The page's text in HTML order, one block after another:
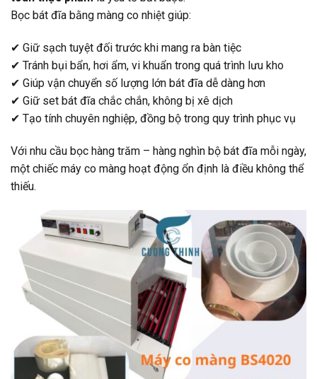
Bọc bát đĩa bằng màng co nhiệt giúp:
✔ Giữ sạch tuyệt đối trước khi mang ra bàn tiệc
✔ Tránh bụi bẩn, hơi ẩm, vi khuẩn trong quá trình lưu kho
✔ Giúp vận chuyển số lượng lớn bát đĩa dễ dàng hơn
✔ Giữ set bát đĩa chắc chắn, không bị xê dịch
✔ Tạo tính chuyên nghiệp, đồng bộ trong quy trình phục vụ
Với nhu cầu bọc hàng trăm – hàng nghìn bộ bát đĩa mỗi ngày,
một chiếc máy co màng hoạt động ổn định là điều không thể
thiếu.